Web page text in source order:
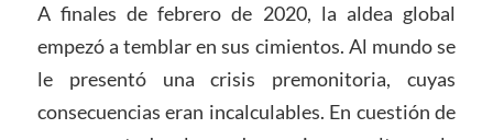
A finales de febrero de 2020, la aldea global
empezó a temblar en sus cimientos. Al mundo se
le presentó una crisis premonitoria, cuyas
consecuencias eran incalculables. En cuestión de